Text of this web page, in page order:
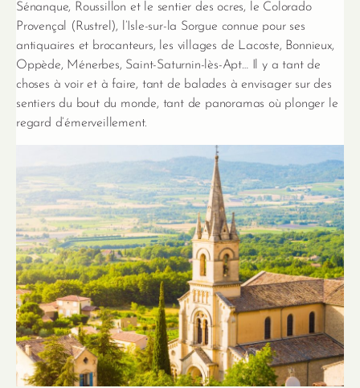
Sénanque, Roussillon et le sentier des ocres, le Colorado
Provençal (Rustrel), l’Isle-sur-la Sorgue connue pour ses
antiquaires et brocanteurs, les villages de Lacoste, Bonnieux,
Oppède, Ménerbes, Saint-Saturnin-lès-Apt… Il y a tant de
choses à voir et à faire, tant de balades à envisager sur des
sentiers du bout du monde, tant de panoramas où plonger le
regard d’émerveillement.